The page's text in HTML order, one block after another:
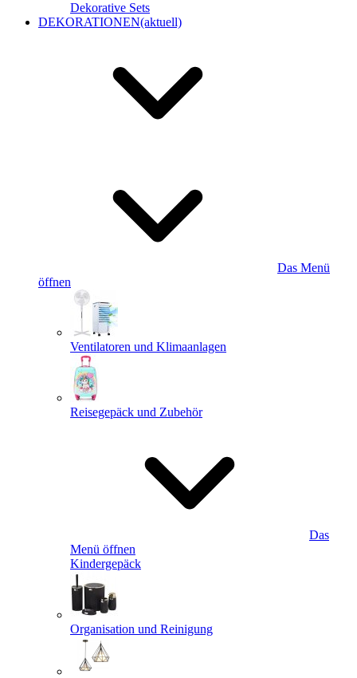
Dekorative Sets
DEKORATIONEN(aktuell)
Das Menü
öffnen
Ventilatoren und Klimaanlagen
Reisegepäck und Zubehör
Das
Menü öffnen
Kindergepäck
Organisation und Reinigung